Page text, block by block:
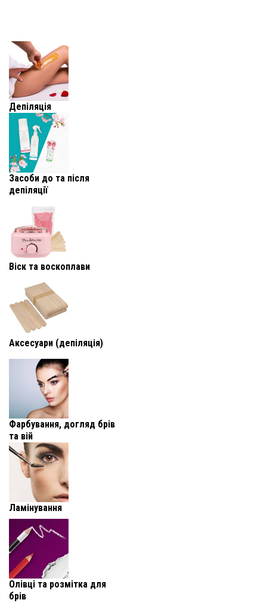
Депіляція
Засоби до та після
депіляції
Віск та воскоплави
Аксесуари (депіляція)
Фарбування, догляд брів
та вій
Ламінування
Олівці та розмітка для
брів